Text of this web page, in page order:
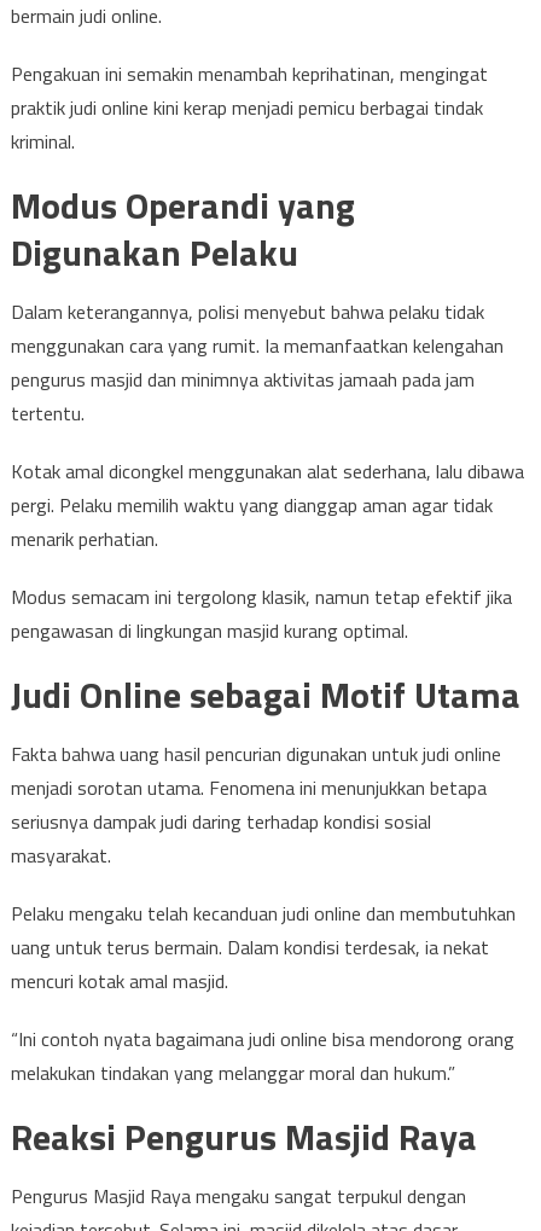
bermain judi online.
Pengakuan ini semakin menambah keprihatinan, mengingat
praktik judi online kini kerap menjadi pemicu berbagai tindak
kriminal.
Modus Operandi yang
Digunakan Pelaku
Dalam keterangannya, polisi menyebut bahwa pelaku tidak
menggunakan cara yang rumit. Ia memanfaatkan kelengahan
pengurus masjid dan minimnya aktivitas jamaah pada jam
tertentu.
Kotak amal dicongkel menggunakan alat sederhana, lalu dibawa
pergi. Pelaku memilih waktu yang dianggap aman agar tidak
menarik perhatian.
Modus semacam ini tergolong klasik, namun tetap efektif jika
pengawasan di lingkungan masjid kurang optimal.
Judi Online sebagai Motif Utama
Fakta bahwa uang hasil pencurian digunakan untuk judi online
menjadi sorotan utama. Fenomena ini menunjukkan betapa
seriusnya dampak judi daring terhadap kondisi sosial
masyarakat.
Pelaku mengaku telah kecanduan judi online dan membutuhkan
uang untuk terus bermain. Dalam kondisi terdesak, ia nekat
mencuri kotak amal masjid.
“Ini contoh nyata bagaimana judi online bisa mendorong orang
melakukan tindakan yang melanggar moral dan hukum.”
Reaksi Pengurus Masjid Raya
Pengurus Masjid Raya mengaku sangat terpukul dengan